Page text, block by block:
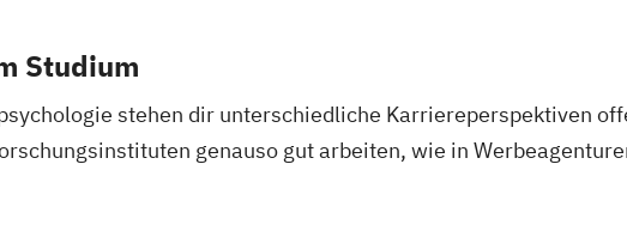
in
Studium
stehen dir unterschiedliche Karriereperspektiven
genauso gut arbeiten, wie in